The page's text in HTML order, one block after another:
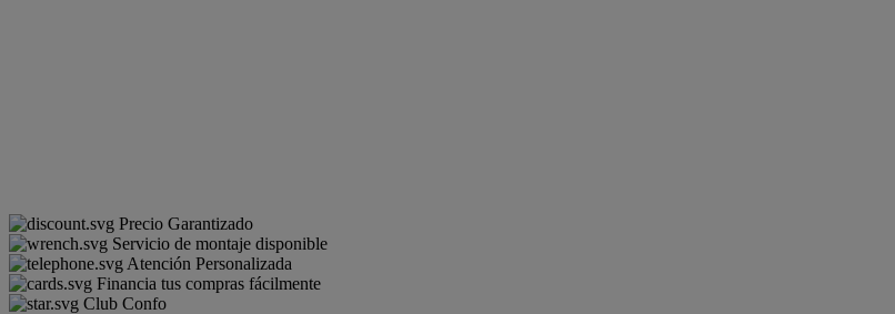
Precio Garantizado
Servicio de montaje disponible
Atención Personalizada
Financia tus compras fácilmente
Club Confo